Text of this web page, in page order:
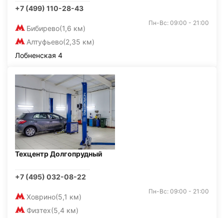
+7 (499) 110-28-43
Бибирево(1,6 км)
Алтуфьево(2,35 км)
Пн-Вс: 09:00 - 21:00
Лобненская 4
Техцентр Долгопрудный
+7 (495) 032-08-22
Ховрино(5,1 км)
Физтех(5,4 км)
Пн-Вс: 09:00 - 21:00